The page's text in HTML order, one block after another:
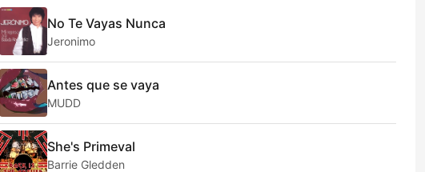
No Te Vayas Nunca
Jeronimo
Antes que se vaya
MUDD
She's Primeval
Barrie Gledden